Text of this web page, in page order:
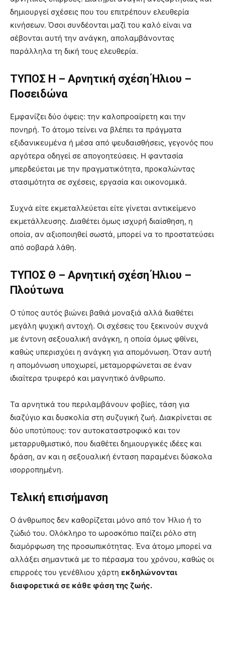
δημιουργεί σχέσεις που του επιτρέπουν ελευθερία
κινήσεων. Όσοι συνδέονται μαζί του καλό είναι να
σέβονται αυτή την ανάγκη, απολαμβάνοντας
παράλληλα τη δική τους ελευθερία.
ΤΥΠΟΣ Η – Αρνητική σχέση Ήλιου –
Ποσειδώνα
Εμφανίζει δύο όψεις: την καλοπροαίρετη και την
πονηρή. Το άτομο τείνει να βλέπει τα πράγματα
εξιδανικευμένα ή μέσα από ψευδαισθήσεις, γεγονός που
αργότερα οδηγεί σε απογοητεύσεις. Η φαντασία
μπερδεύεται με την πραγματικότητα, προκαλώντας
στασιμότητα σε σχέσεις, εργασία και οικονομικά.
Συχνά είτε εκμεταλλεύεται είτε γίνεται αντικείμενο
εκμετάλλευσης. Διαθέτει όμως ισχυρή διαίσθηση, η
οποία, αν αξιοποιηθεί σωστά, μπορεί να το προστατεύσει
από σοβαρά λάθη.
ΤΥΠΟΣ Θ – Αρνητική σχέση Ήλιου –
Πλούτωνα
Ο τύπος αυτός βιώνει βαθιά μοναξιά αλλά διαθέτει
μεγάλη ψυχική αντοχή. Οι σχέσεις του ξεκινούν συχνά
με έντονη σεξουαλική ανάγκη, η οποία όμως φθίνει,
καθώς υπερισχύει η ανάγκη για απομόνωση. Όταν αυτή
η απομόνωση υποχωρεί, μεταμορφώνεται σε έναν
ιδιαίτερα τρυφερό και μαγνητικό άνθρωπο.
Τα αρνητικά του περιλαμβάνουν φοβίες, τάση για
διαζύγιο και δυσκολία στη συζυγική ζωή. Διακρίνεται σε
δύο υποτύπους: τον αυτοκαταστροφικό και τον
μεταρρυθμιστικό, που διαθέτει δημιουργικές ιδέες και
δράση, αν και η σεξουαλική ένταση παραμένει δύσκολα
ισορροπημένη.
Τελική επισήμανση
Ο άνθρωπος δεν καθορίζεται μόνο από τον Ήλιο ή το
ζώδιό του. Ολόκληρο το ωροσκόπιο παίζει ρόλο στη
διαμόρφωση της προσωπικότητας. Ένα άτομο μπορεί να
αλλάξει σημαντικά με το πέρασμα του χρόνου, καθώς οι
επιρροές του γενέθλιου χάρτη εκδηλώνονται
διαφορετικά σε κάθε φάση της ζωής.